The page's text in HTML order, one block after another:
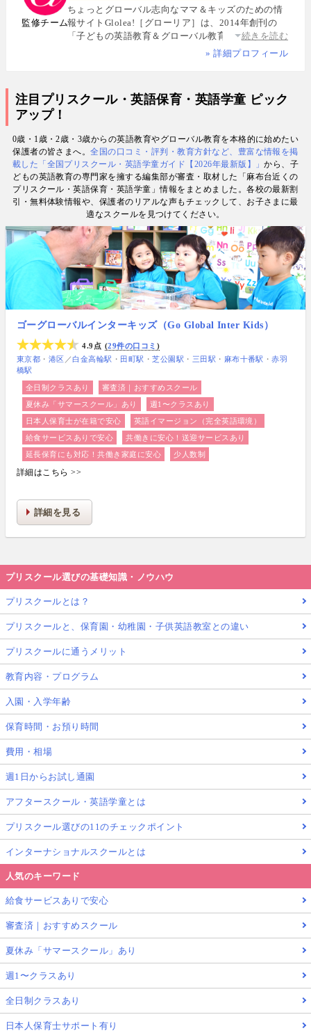
リンガル育児、おうち英語、子どもオンライン英会
話に関する実体験に基づく信頼性の高い情報を発信
している. 著書に『子育てツイッター入門』ほか、日
経、AERA、NewsPicksなどでの寄稿・監修実績多数
監修チーム
ちょっとグローバル志向なママ＆キッズのための情
報サイトGlolea!［グローリア］は、2014年創刊の
「子どもの英語教育＆グローバル教育」に特化した
専門メディア. 英語にはじめて触れるお子様から帰国
800名にグローバル教育を実践した英語学習コーチ.
で子育て中のワーキングママなど多様な専門家が多
数. 日経・AERA with kids・AERA・NewsPicks等の
情報提供・寄稿・監修実績も豊富な“世界と子どもの
未来をつなぐ情報ハブ”です。
続きを読む
» 詳細プロフィール
注目プリスクール・英語保育・英語学童 ピック
アップ！
0歳・1歳・2歳・3歳からの英語教育やグローバル教育を本格的に始めたい
保護者の皆さまへ。全国の口コミ・評判・教育方針など、豊富な情報を掲
載した「全国プリスクール・英語学童ガイド【2026年最新版】」から、子
どもの英語教育の専門家を擁する編集部が審査・取材した「麻布台近くの
プリスクール・英語保育・英語学童」情報をまとめました。各校の最新割
引・無料体験情報や、保護者のリアルな声もチェックして、お子さまに最
適なスクールを見つけてください。
ゴーグローバルインターキッズ（Go Global Inter Kids）
4.9点
29件の口コミ
東京都
港区 ／白金高輪駅 田町駅 芝公園駅 三田駅 麻布十番駅
赤羽
橋駅
全日制クラスあり
審査済｜おすすめスクール
夏休み「サマースクール」あり
週1〜クラスあり
日本人保育士が在籍で安心
英語イマージョン（完全英語環境）
給食サービスありで安心
共働きに安心！送迎サービスあり
延長保育にも対応！共働き家庭に安心
少人数制
詳細はこちら >>
詳細を見る
プリスクール選びの基礎知識・ノウハウ
プリスクールとは？
プリスクールと、保育園・幼稚園・子供英語教室との違い
プリスクールに通うメリット
教育内容・プログラム
入園・入学年齢
保育時間・お預り時間
費用・相場
週1日からお試し通園
アフタースクール・英語学童とは
プリスクール選びの11のチェックポイント
インターナショナルスクールとは
人気のキーワード
給食サービスありで安心
審査済｜おすすめスクール
夏休み「サマースクール」あり
週1〜クラスあり
全日制クラスあり
日本人保育士サポート有り